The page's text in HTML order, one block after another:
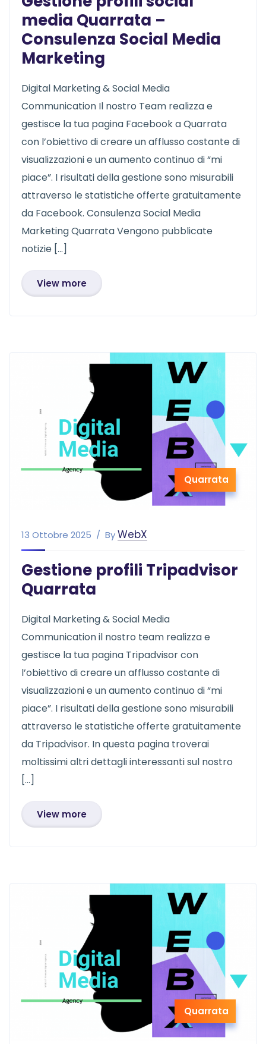
media Quarrata –
Consulenza Social Media
Marketing
Digital Marketing & Social Media
Communication Il nostro Team realizza e
gestisce la tua pagina Facebook a Quarrata
con l’obiettivo di creare un afflusso costante di
visualizzazioni e un aumento continuo di “mi
piace”. I risultati della gestione sono misurabili
attraverso le statistiche offerte gratuitamente
da Facebook. Consulenza Social Media
Marketing Quarrata Vengono pubblicate
notizie […]
View more
Quarrata
13 Ottobre 2025 ByWebX
Gestione profili Tripadvisor
Quarrata
Digital Marketing & Social Media
Communication il nostro team realizza e
gestisce la tua pagina Tripadvisor con
l’obiettivo di creare un afflusso costante di
visualizzazioni e un aumento continuo di “mi
piace”. I risultati della gestione sono misurabili
attraverso le statistiche offerte gratuitamente
da Tripadvisor. In questa pagina troverai
moltissimi altri dettagli interessanti sul nostro
[…]
View more
Quarrata